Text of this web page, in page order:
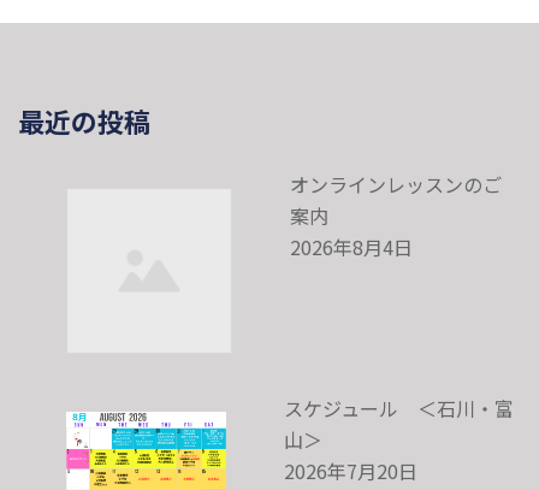
最近の投稿
オンラインレッスンのご
案内
2026年8月4日
スケジュール ＜石川・富
山＞
2026年7月20日